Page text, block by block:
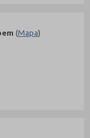
(Mapa)